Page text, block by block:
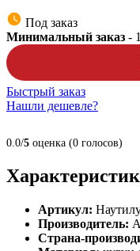
Под заказ
Минимальный заказ - 1
Быстрый заказ
Нашли дешевле?
0.0/5 оценка (0 голосов)
Артикул:
Производитель:
Страна-